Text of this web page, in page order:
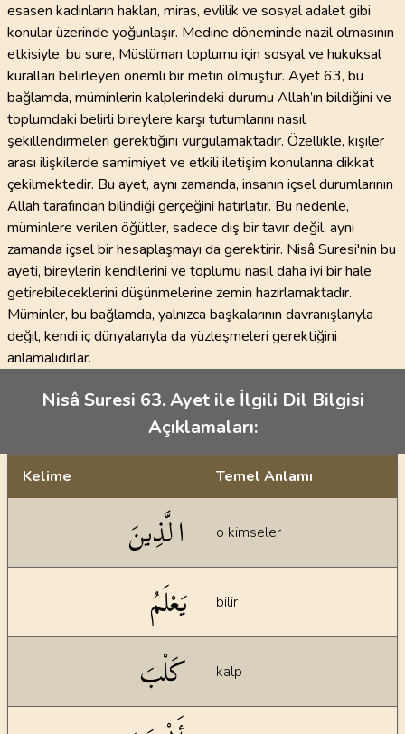
esasen kadınların hakları, miras, evlilik ve sosyal adalet gibi
konular üzerinde yoğunlaşır. Medine döneminde nazil olmasının
etkisiyle, bu sure, Müslüman toplumu için sosyal ve hukuksal
kuralları belirleyen önemli bir metin olmuştur. Ayet 63, bu
bağlamda, müminlerin kalplerindeki durumu Allah’ın bildiğini ve
toplumdaki belirli bireylere karşı tutumlarını nasıl
şekillendirmeleri gerektiğini vurgulamaktadır. Özellikle, kişiler
arası ilişkilerde samimiyet ve etkili iletişim konularına dikkat
çekilmektedir. Bu ayet, aynı zamanda, insanın içsel durumlarının
Allah tarafından bilindiği gerçeğini hatırlatır. Bu nedenle,
müminlere verilen öğütler, sadece dış bir tavır değil, aynı
zamanda içsel bir hesaplaşmayı da gerektirir. Nisâ Suresi'nin bu
ayeti, bireylerin kendilerini ve toplumu nasıl daha iyi bir hale
getirebileceklerini düşünmelerine zemin hazırlamaktadır.
Müminler, bu bağlamda, yalnızca başkalarının davranışlarıyla
değil, kendi iç dünyalarıyla da yüzleşmeleri gerektiğini
anlamalıdırlar.
Nisâ Suresi 63. Ayet ile İlgili Dil Bilgisi
Açıklamaları:
Kelime Temel Anlamı
الَّذِينَ o kimseler
يَعْلَمُ bilir
كَلْبَ kalp